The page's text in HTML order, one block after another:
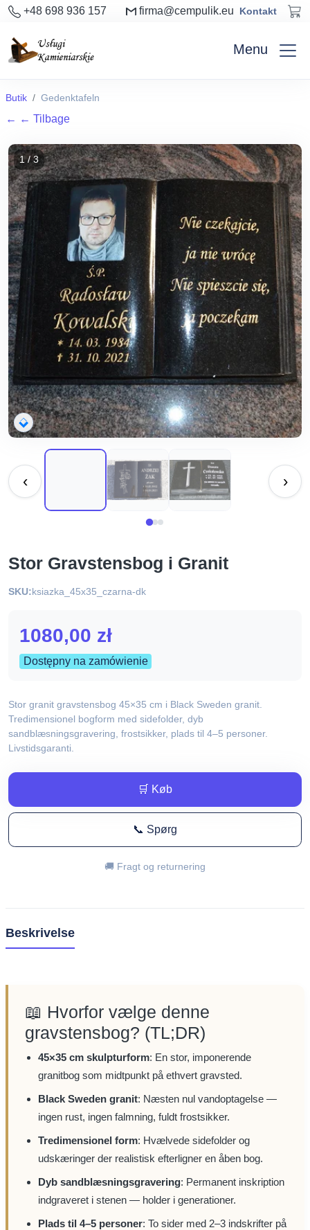
+48 698 936 157 firma@cempulik.eu Kontakt
Menu
Butik Gedenktafeln
← ← Tilbage
1 / 3
‹ ›
Stor Gravstensbog i Granit
SKU:ksiazka_45x35_czarna-dk
1080,00 zł
Dostępny na zamówienie
Stor granit gravstensbog 45×35 cm i Black Sweden granit.
Tredimensionel bogform med sidefolder, dyb
sandblæsningsgravering, frostsikker, plads til 4–5 personer.
Livstidsgaranti.
🛒 Køb
📞 Spørg
🚚 Fragt og returnering
Beskrivelse
📖 Hvorfor vælge denne
gravstensbog? (TL;DR)
45×35 cm skulpturform: En stor, imponerende
granitbog som midtpunkt på ethvert gravsted.
Black Sweden granit: Næsten nul vandoptagelse —
ingen rust, ingen falmning, fuldt frostsikker.
Tredimensionel form: Hvælvede sidefolder og
udskæringer der realistisk efterligner en åben bog.
Dyb sandblæsningsgravering: Permanent inskription
indgraveret i stenen — holder i generationer.
Plads til 4–5 personer: To sider med 2–3 indskrifter på